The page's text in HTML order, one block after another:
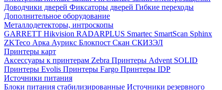
Доводчики дверей Фиксаторы дверей Гибкие переходы
Дополнительное оборудование
Металлодетекторы, интроскопы
GARRETT Hikvision RADARPLUS Smartec SmartScan Sphinx
ZKTeco Арка Аурикс Блокпост Скан СКИЗЭЛ
Принтеры карт
Аксессуары к принтерам Zebra Принтеры Advent SOLID
Принтеры Evolis Принтеры Fargo Принтеры IDP
Источники питания
Блоки питания стабилизированные Источники резервного